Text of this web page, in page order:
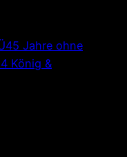
Jahre ohne
König &